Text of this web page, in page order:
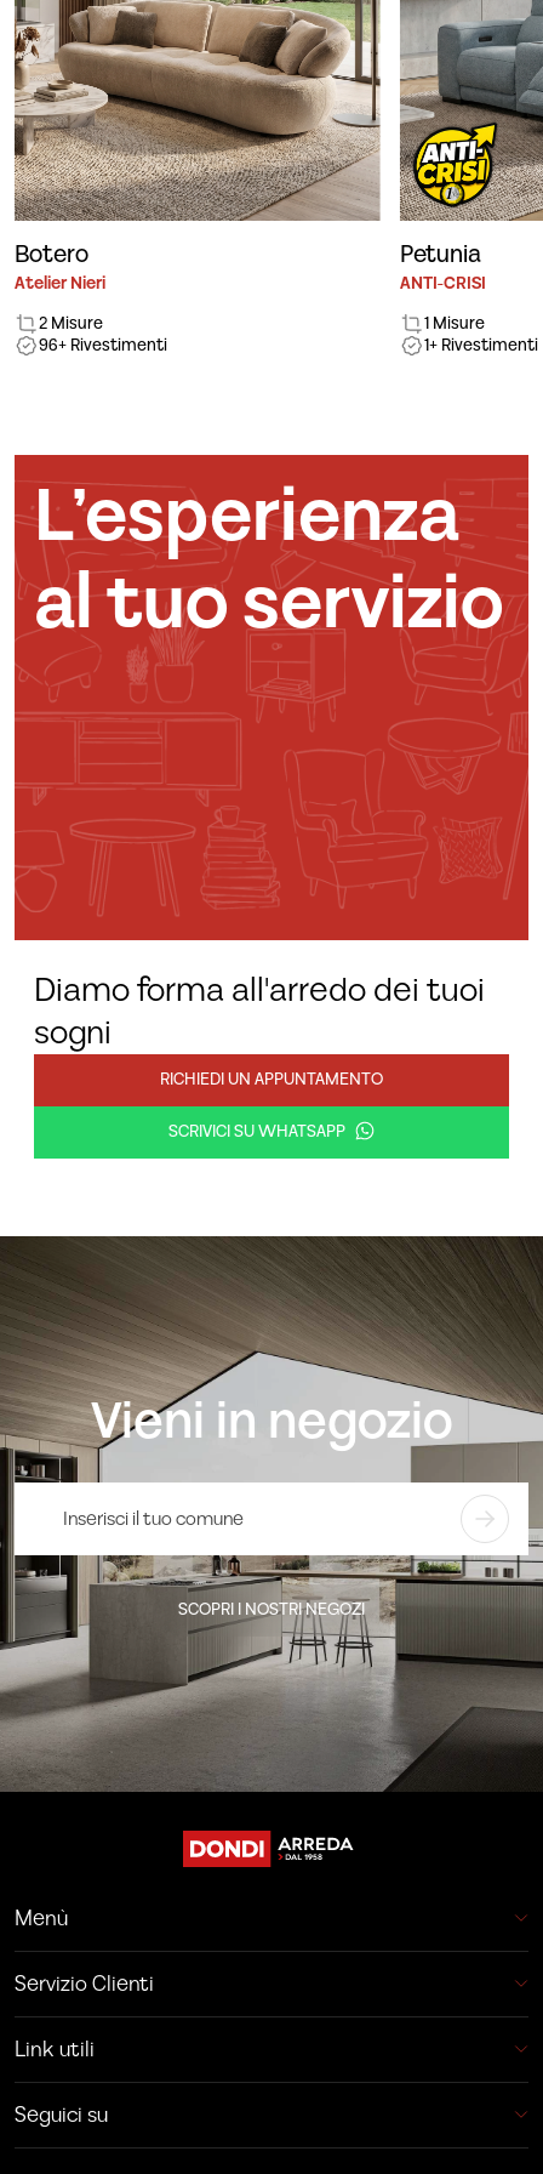
Botero
Atelier Nieri
2 Misure
96+ Rivestimenti
Petunia
ANTI-CRISI
1 Misure
1+ Rivestimenti
L’esperienza
al tuo servizio
Diamo forma all'arredo dei tuoi
sogni
RICHIEDI UN APPUNTAMENTO
SCRIVICI SU WHATSAPP
Vieni in negozio
SCOPRI I NOSTRI NEGOZI
Menù
Servizio Clienti
Link utili
Seguici su